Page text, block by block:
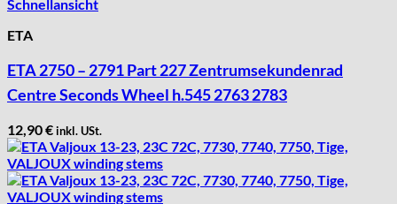
Schnellansicht
ETA
ETA 2750 – 2791 Part 227 Zentrumsekundenrad
Centre Seconds Wheel h.545 2763 2783
12,90€inkl. USt.